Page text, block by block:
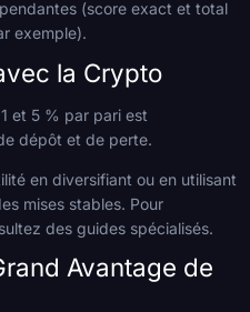
(score exact et total
exemple).
la Crypto
et 5 % par pari est
dépôt et de perte.
en diversifiant ou en utilisant
mises stables. Pour
des guides spécialisés.
Avantage de